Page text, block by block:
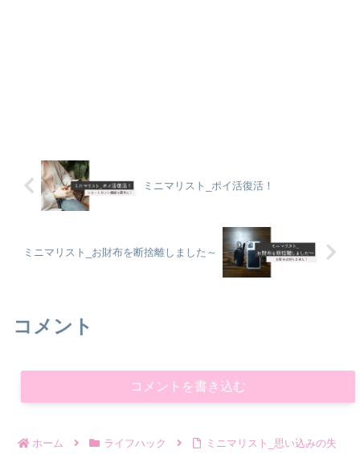
ミニマリスト_ポイ活復活！
ミニマリスト_お財布を断捨離しました～
コメント
コメントを書き込む
ホーム ライフハック
ミニマリスト_思い込みの失